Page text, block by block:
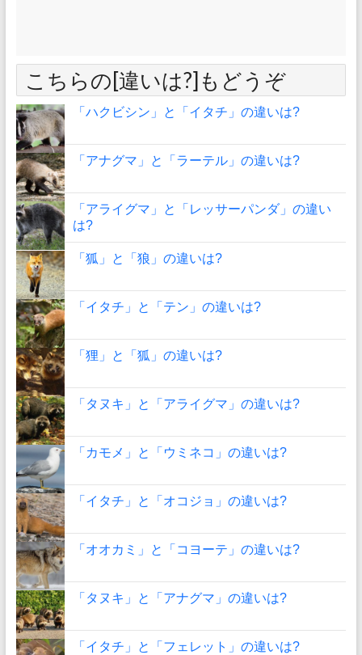
こちらの[違いは?]もどうぞ
「ハクビシン」と「イタチ」の違いは?
「アナグマ」と「ラーテル」の違いは?
「アライグマ」と「レッサーパンダ」の違い
は?
「狐」と「狼」の違いは?
「イタチ」と「テン」の違いは?
「狸」と「狐」の違いは?
「タヌキ」と「アライグマ」の違いは?
「カモメ」と「ウミネコ」の違いは?
「イタチ」と「オコジョ」の違いは?
「オオカミ」と「コヨーテ」の違いは?
「タヌキ」と「アナグマ」の違いは?
「イタチ」と「フェレット」の違いは?